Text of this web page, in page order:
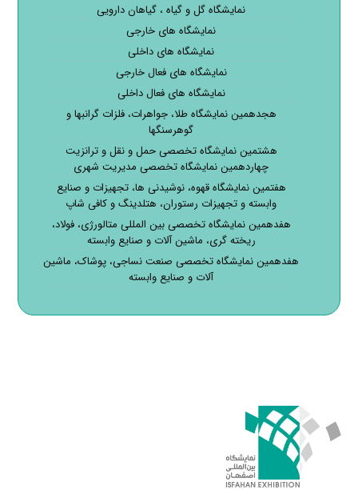
نمایشگاه گل و گیاه ، گیاهان دارویی
نمایشگاه های خارجی
نمایشگاه های داخلی
نمایشگاه های فعال خارجی
نمایشگاه های فعال داخلی
هجدهمین نمایشگاه طلا، جواهرات، فلزات گرانبها و
گوهرسنگها
هشتمین نمایشگاه تخصصی حمل و نقل و ترانزیت
چهاردهمین نمایشگاه تخصصی مدیریت شهری
هفتمین نمایشگاه قهوه، نوشیدنی ها، تجهیزات و صنایع
وابسته و تجهیزات رستوران، هتلدینگ و کافی شاپ
هفدهمین نمایشگاه تخصصی بین المللی متالورژی، فولاد،
ریخته گری، ماشین آلات و صنایع وابسته
هفدهمین نمایشگاه تخصصی صنعت نساجی، پوشاک، ماشین
آلات و صنایع وابسته